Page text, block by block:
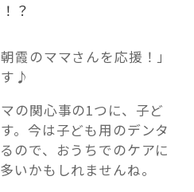
し 住み替え相談
？
霞のママさんを応援！」
♪
の関心事の1つに、子ど
。今は子ども用のデンタ
ので、おうちでのケアに
いかもしれませんね。